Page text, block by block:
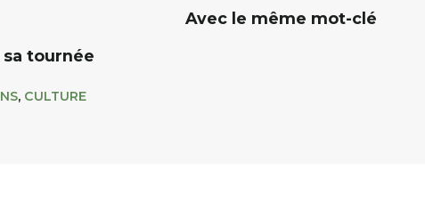
tournée
, CULTURE
Avec le même mot-clé